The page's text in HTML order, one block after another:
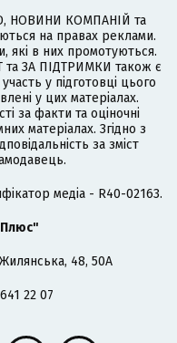
НОВИНИ КОМПАНІЙ та
на правах реклами.
які в них промотуються.
ЗА ПІДТРИМКИ також є
у підготовці цього
у цих матеріалах.
за факти та оціночні
матеріалах. Згідно з
за зміст
медіа - R40-02163.
48, 50А
22 07